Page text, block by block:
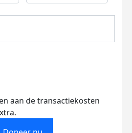
aan de transactiekosten